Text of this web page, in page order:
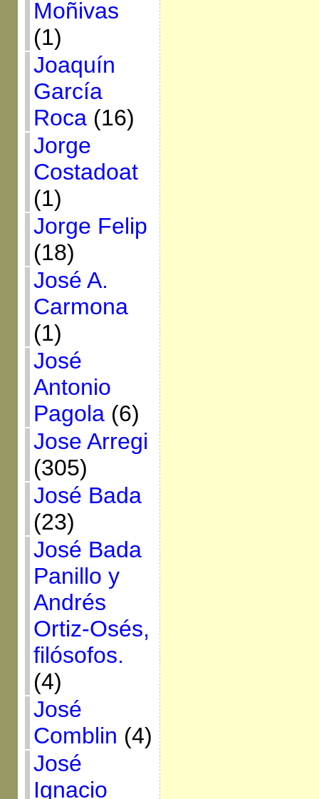
Moñivas
(1)
Joaquín
García
Roca(16)
Jorge
Costadoat
(1)
Jorge Felip
(18)
José A.
Carmona
(1)
José
Antonio
Pagola(6)
Jose Arregi
(305)
José Bada
(23)
José Bada
Panillo y
Andrés
Ortiz-Osés,
filósofos.
(4)
José
Comblin (4)
José
Ignacio